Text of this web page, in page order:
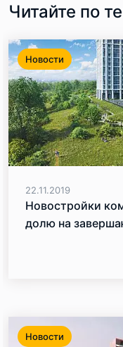
Читайте по
Новости
22.11.2019
Новостройки
долю на
Новости